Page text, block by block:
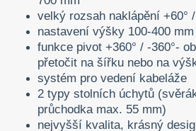
velký rozsah naklápění +60° /
nastavení výšky 100-400 mm
funkce pivot +360° / -360°-
přetočit na šířku nebo na
systém pro vedení kabeláže
2 typy stolních úchytů
průchodka max. 55 mm)
nejvyšší kvalita, krásný